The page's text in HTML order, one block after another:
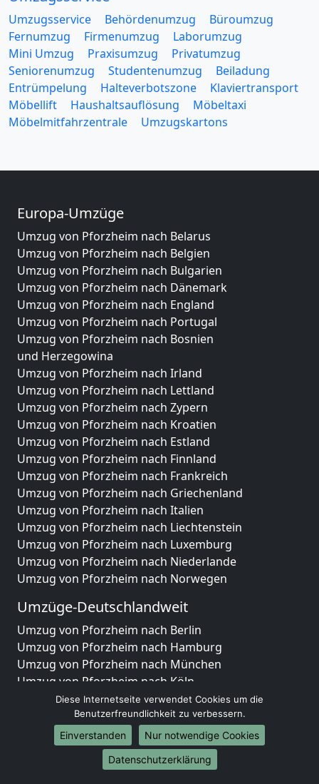
Umzugsservice Behördenumzug
Büroumzug
Fernumzug
Firmenumzug
Laborumzug
Mini Umzug
Praxisumzug
Privatumzug
Seniorenumzug
Studentenumzug
Beiladung
Entrümpelung
Halteverbotszone
Klaviertransport
Möbellift
Haushaltsauflösung
Möbeltaxi
Möbelmitfahrzentrale
Umzugskartons
Europa-Umzüge
Umzug von Pforzheim nach Belarus
Umzug von Pforzheim nach Belgien
Umzug von Pforzheim nach Bulgarien
Umzug von Pforzheim nach Dänemark
Umzug von Pforzheim nach England
Umzug von Pforzheim nach Portugal
Umzug von Pforzheim nach Bosnien
und Herzegowina
Umzug von Pforzheim nach Irland
Umzug von Pforzheim nach Lettland
Umzug von Pforzheim nach Zypern
Umzug von Pforzheim nach Kroatien
Umzug von Pforzheim nach Estland
Umzug von Pforzheim nach Finnland
Umzug von Pforzheim nach Frankreich
Umzug von Pforzheim nach Griechenland
Umzug von Pforzheim nach Italien
Umzug von Pforzheim nach Liechtenstein
Umzug von Pforzheim nach Luxemburg
Umzug von Pforzheim nach Niederlande
Umzug von Pforzheim nach Norwegen
Umzüge-Deutschlandweit
Umzug von Pforzheim nach Berlin
Umzug von Pforzheim nach Hamburg
Umzug von Pforzheim nach München
Umzug von Pforzheim nach Köln
Umzug von Pforzheim nach Frankfurt am Main
Umzug von Pforzheim nach Stuttgart
Umzug von Pforzheim nach Düsseldorf
Umzug von Pforzheim nach Leipzig
Umzug von Pforzheim nach Dortmund
Diese Internetseite verwendet Cookies um die
Benutzerfreundlichkeit zu verbessern.
Einverstanden
Nur notwendige Cookies
Datenschutzerklärung